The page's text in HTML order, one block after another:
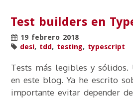
Test builders en
19 febrero 2018
desi, tdd , testing, typescript
Tests más legibles y sólidos.
en este blog. Ya he escrito
importante evitar depender